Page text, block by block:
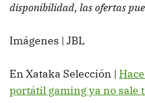
disponibilidad, las ofertas
Imágenes | JBL
En Xataka Selección |
portátil gaming ya no sale